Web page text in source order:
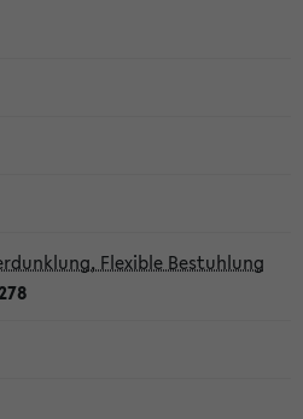
Flexible Bestuhlung